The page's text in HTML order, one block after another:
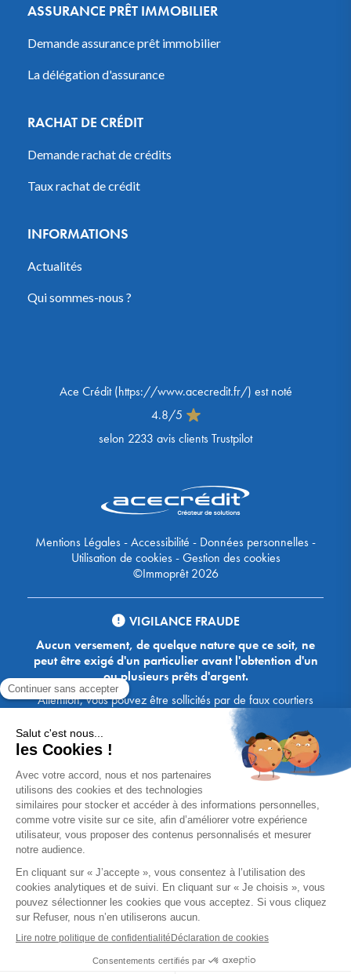
ASSURANCE PRÊT IMMOBILIER
Demande assurance prêt immobilier
La délégation d'assurance
RACHAT DE CRÉDIT
Demande rachat de crédits
Taux rachat de crédit
INFORMATIONS
Actualités
Qui sommes-nous ?
Ace Crédit(https://www.acecredit.fr/) est noté
4.8/5
selon 2233 avis clients Trustpilot
Mentions Légales-Accessibilité - Données personnelles-
Utilisation de cookies-Gestion des cookies
©Immoprêt 2026
VIGILANCE FRAUDE
Aucun versement, de quelque nature que ce soit, ne
peut être exigé d'un particulier avant l'obtention d'un
ou plusieurs prêts d'argent.
Attention, vous pouvez être sollicités par de faux courtiers
Ace Crédit / Immoprêt, qui vous proposent de bénéficier de
crédits, en vous demandant de transmettre des documents,
des fonds, des coordonnées bancaires, etc. Soyez vigilants :
Immoprêt ne demande jamais à ses clients de virer sur ses
comptes des sommes prêtées par les banques, à l'exception
des honoraires des agences. Les courtiers Ace Crédit /
Immoprêt vous écrivent toujours d'une adresse mail
xxxx@acecredit.fr ou xxxx@immopret.fr.
* Taux fixe national hors assurance, pouvant varier selon votre région et
dossier. Exemple représentatif pour un montant emprunté de 200 000 €.
Taux débiteur fixe de 2.85 % et TAEG fixe (hors frais) de 3.21 % (taux
assurance emprunteur de 0,36%) sur 15 ans. 180 mensualités de
1 426,78 € (dont 60,00 € d'assurance). Coût total du crédit (hors frais) :
56 820,53 €. Montant total dû (hors frais) : 256 820,53 €.
Un crédit vous engage et doit être remboursé. Vérifiez vos capacités